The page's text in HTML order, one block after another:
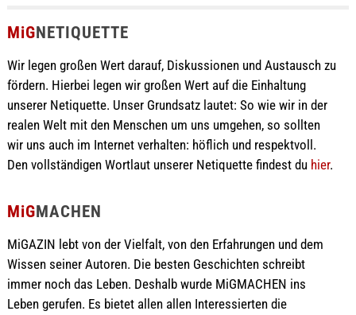
MiGNETIQUETTE
Wir legen großen Wert darauf, Diskussionen und Austausch zu
fördern. Hierbei legen wir großen Wert auf die Einhaltung
unserer Netiquette. Unser Grundsatz lautet: So wie wir in der
realen Welt mit den Menschen um uns umgehen, so sollten
wir uns auch im Internet verhalten: höflich und respektvoll.
Den vollständigen Wortlaut unserer Netiquette findest du hier.
MiGMACHEN
MiGAZIN lebt von der Vielfalt, von den Erfahrungen und dem
Wissen seiner Autoren. Die besten Geschichten schreibt
immer noch das Leben. Deshalb wurde MiGMACHEN ins
Leben gerufen. Es bietet allen allen Interessierten die